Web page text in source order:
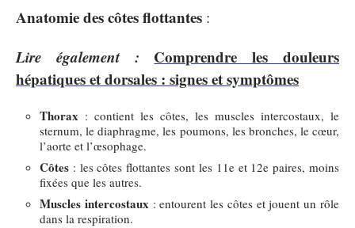
Anatomie des côtes flottantes :
Lire également :
Comprendre les douleurs
hépatiques et dorsales : signes et symptômes
Thorax : contient les côtes, les muscles intercostaux, le
sternum, le diaphragme, les poumons, les bronches, le cœur,
l’aorte et l’œsophage.
Côtes : les côtes flottantes sont les 11e et 12e paires, moins
fixées que les autres.
Muscles intercostaux : entourent les côtes et jouent un rôle
dans la respiration.